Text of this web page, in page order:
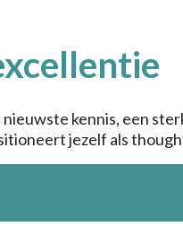
kennis, een
jezelf als